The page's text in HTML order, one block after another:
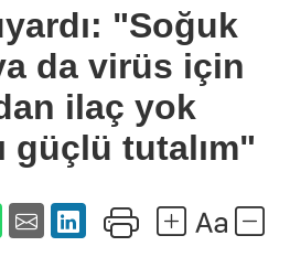
da
için
yok
"Soğuk
da virüs için
ilaç yok
güçlü tutalım"